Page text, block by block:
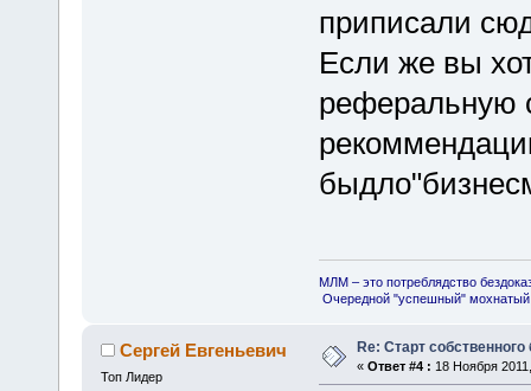
приписали
Если же вы
реферальную
МЛМ – это потреблядство
Очередной "успешный"
Сергей Евгеньевич
Топ Лидер
Re: Старт собственного
« Ответ #4 : 18 Ноября